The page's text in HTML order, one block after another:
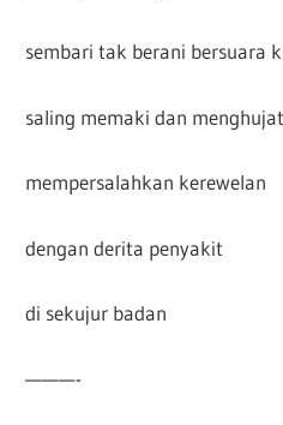
sembari tak berani bersuara
saling memaki dan menghujat
mempersalahkan kerewelan
dengan derita penyakit
di sekujur badan
———-